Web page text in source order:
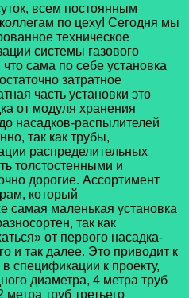
всем постоянным
по цеху! Сегодня мы
техническое
системы газового
сама по себе установка
затратное
часть установки это
от модуля хранения
насадков-распылителей
так как трубы,
распределительных
толстостенными и
дорогие. Ассортимент
который
самая маленькая установка
так как
от первого насадка-
и так далее. Это приводит к
спецификации к проекту,
диаметра, 4 метра труб
труб третьего